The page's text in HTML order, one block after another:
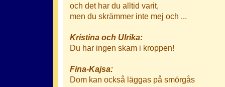
och det har du alltid varit,
men du skrämmer inte mej och ...
Kristina och Ulrika:
Du har ingen skam i kroppen!
Fina-Kajsa:
Dom kan också läggas på smörgås